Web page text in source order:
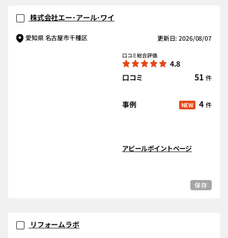
株式会社エー･アール･ワイ
愛知県 名古屋市千種区 更新日: 2026/08/07
口コミ総合評価
4.8
口コミ
51 件
事例 NEW 4 件
アピールポイントページ
保存
リフォームラボ